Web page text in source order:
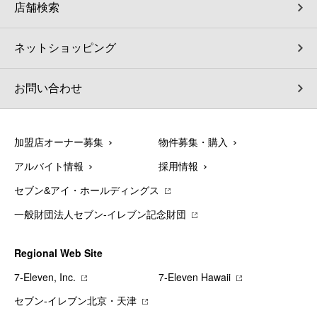
店舗検索
ネットショッピング
お問い合わせ
加盟店オーナー募集 物件募集・購入
アルバイト情報 採用情報
セブン&アイ・ホールディングス
一般財団法人セブン-イレブン記念財団
Regional Web Site
7‐Eleven, Inc.
7‐Eleven Hawaii
セブン‐イレブン北京・天津